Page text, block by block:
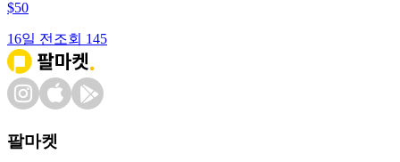
$50
16일 전 조회 145
팔마켓